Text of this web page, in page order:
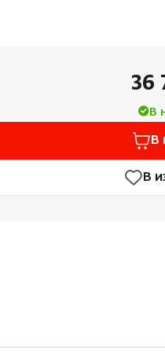
36
В
В
В